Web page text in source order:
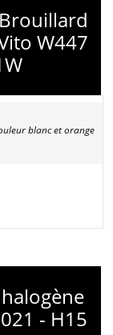
W447
blanc et orange
- H15